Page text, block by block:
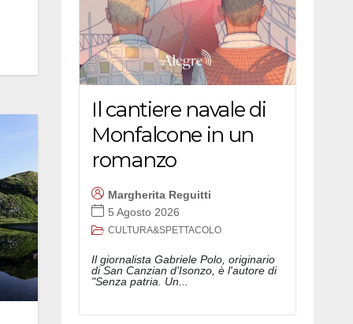
Il cantiere navale di
Monfalcone in un
romanzo
Margherita Reguitti
5 Agosto 2026
CULTURA&SPETTACOLO
Il giornalista Gabriele Polo, originario
di San Canzian d'Isonzo, è l'autore di
"Senza patria. Un...